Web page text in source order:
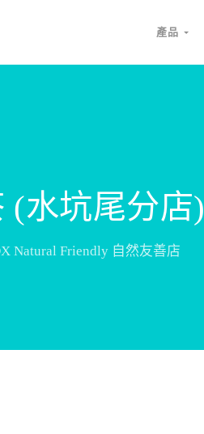
產品
(水坑尾分店)
Natural Friendly 自然友善店